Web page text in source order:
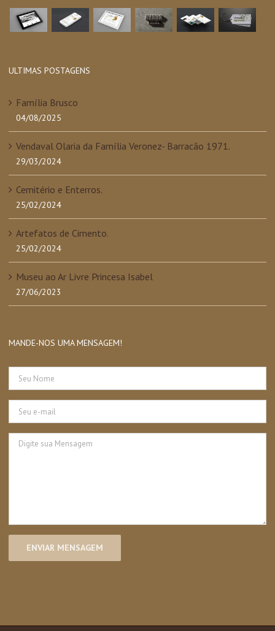
ULTIMAS POSTAGENS
Família Brusco
04/08/2025
Vendaval Olaria da Família Veronez- Barracão 1971.
29/03/2024
Cemitério e Enterros.
25/02/2024
Artefatos de Cimento.
25/02/2024
Museu ao Ar Livre Princesa Isabel
27/06/2023
MANDE-NOS UMA MENSAGEM!